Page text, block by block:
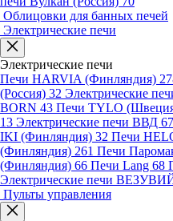
Облицовки для банных печей
Электрические печи
Электрические печи
Печи HARVIA (Финляндия)
(Россия) 32 Электрические
BORN 43 Печи TYLO
13 Электрические печи ВВД 67
IKI (Финляндия) 32 Печи
(Финляндия) 261 Печи
(Финляндия) 66 Печи Lang 68
Электрические печи
Пульты управления